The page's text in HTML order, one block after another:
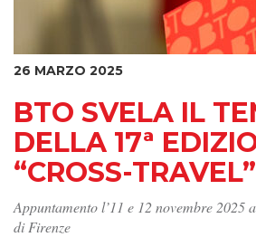
26 MARZO 2025
BTO SVELA IL
DELLA 17ª
“CROSS-TRAVEL”
Appuntamento l’11 e 12 novembre 2025
di Firenze